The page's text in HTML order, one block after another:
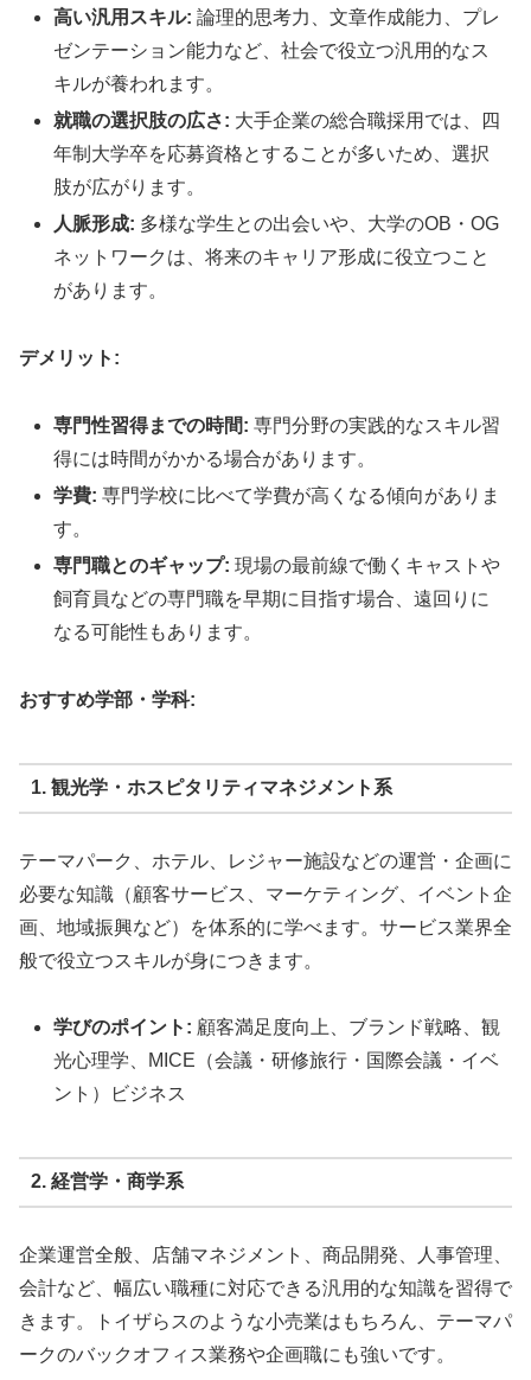
高い汎用スキル: 論理的思考力、文章作成能力、プレ
ゼンテーション能力など、社会で役立つ汎用的なス
キルが養われます。
就職の選択肢の広さ: 大手企業の総合職採用では、四
年制大学卒を応募資格とすることが多いため、選択
肢が広がります。
人脈形成: 多様な学生との出会いや、大学のOB・OG
ネットワークは、将来のキャリア形成に役立つこと
があります。
デメリット:
専門性習得までの時間: 専門分野の実践的なスキル習
得には時間がかかる場合があります。
学費: 専門学校に比べて学費が高くなる傾向がありま
す。
専門職とのギャップ: 現場の最前線で働くキャストや
飼育員などの専門職を早期に目指す場合、遠回りに
なる可能性もあります。
おすすめ学部・学科:
1. 観光学・ホスピタリティマネジメント系
テーマパーク、ホテル、レジャー施設などの運営・企画に
必要な知識（顧客サービス、マーケティング、イベント企
画、地域振興など）を体系的に学べます。サービス業界全
般で役立つスキルが身につきます。
学びのポイント: 顧客満足度向上、ブランド戦略、観
光心理学、MICE（会議・研修旅行・国際会議・イベ
ント）ビジネス
2. 経営学・商学系
企業運営全般、店舗マネジメント、商品開発、人事管理、
会計など、幅広い職種に対応できる汎用的な知識を習得で
きます。トイザらスのような小売業はもちろん、テーマパ
ークのバックオフィス業務や企画職にも強いです。